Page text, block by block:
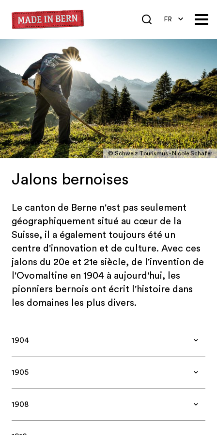
FR
© Schweiz Tourismus - Nicole Schafer
Jalons bernoises
Le canton de Berne n'est pas seulement
géographiquement situé au cœur de la
Suisse, il a également toujours été un
centre d'innovation et de culture. Avec ces
jalons du 20e et 21e siècle, de l'invention de
l'Ovomaltine en 1904 à aujourd'hui, les
pionniers bernois ont écrit l'histoire dans
les domaines les plus divers.
1904
Invention de l'Ovomaltine par Albert Wander
1905
Albert Einstein écrit la théorie de la relativité
1908